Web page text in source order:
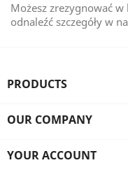
Możesz zrezygnować
odnaleźć szczegóły w
PRODUCTS
OUR COMPANY
YOUR ACCOUNT